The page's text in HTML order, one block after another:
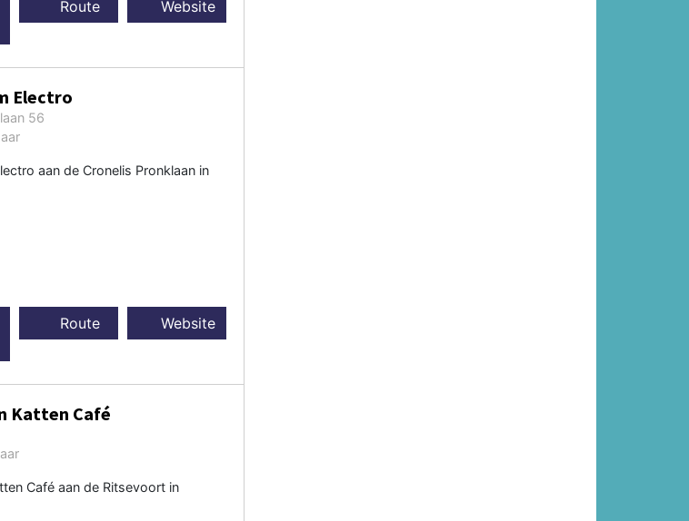
Route Website
Electro
56
aan de Cronelis Pronklaan in
Route Website
Katten Café
Café aan de Ritsevoort in